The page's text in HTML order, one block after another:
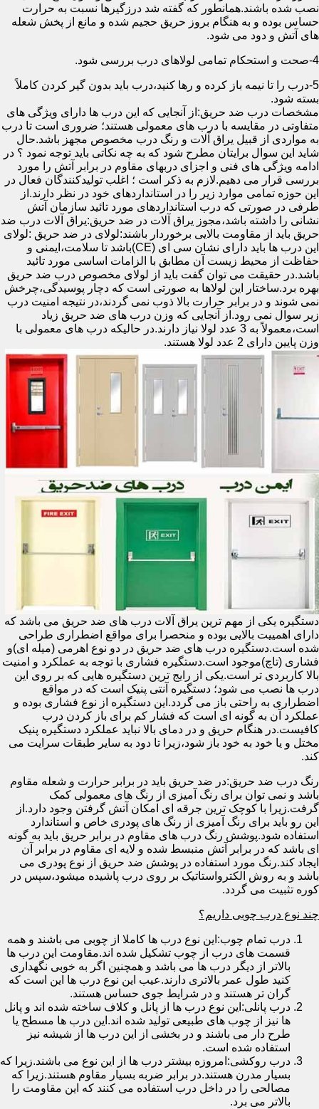
نصب شده باشند.همانطور که گفته شد درزگیرها نسبت به حرارت
حساس بوده و به هنگام بروز حریق حجیم شده و مانع از پخش شعله
های آتش و دود می شود.
4-صحت و استحکام تمامی لولاهای درب بررسی شود.
5-درب را تا نیمه باز کرده و رها کنید،درب باید بدون گیر کردن کاملاً
بسته شود.
مشخصات درب ضد حریق:از آنجایی که این درب ها دارای ویژگی های
متفاوتی در مقایسه با درب های معمولی هستند؛ ضروری است تا درب
به مواردی از قبیل یراق آلات و رنگ درب مخصوص مجهز باشد.حال
شاید این سوال برایتان مطرح شود که به چه نکاتی باید توجه نمود ؟ در
ادامه ویژگی های فنی و اجزای دربهای مقاوم در برابر آتش را مورد
بررسی قرار می دهیم.لازم به ذکر است ؛ اغلب تولیدکنندگان فعال در
این حوزه تمامی موارد زیر را در استانداردهای خود در نظر دارند.از
طرفی در صورتی که درب استانداردهای مورد تائید سازمان آتش
نشانی را داشته باشد،مجوز یراق آلات در ضد حریق:یراق آلات درب ضد
حریق باید از مقاومت بالایی برخوردار باشند:لولای در ضد حریق :لولای
این درب ها باید دارای نشان سی ای (CE)باشد تا سلامت،ایمنی و
حفاظت از محیط زیست آن مطابق با الزامات اساسی مورد تائید
باشد.در حقیقت می توان گفت باید از لولای مخصوص درب ضد حریق
بهره برد.ساختار این لولاها به صورتی است که دچار پوسیدگی،چرخش
نمی شوند و در برابر حرارت بالا ذوب نمی گردند،در نتیجه امنیت درب
زیر سوال نمی رود.از آنجایی که وزن درب های ضد حریق زیاد
است،معمولاً به 3 عدد لولا نیاز دارند.در حالیکه درب های معمولی با
وزن پایین دارای 2 عدد لولا هستند.
دستگیره یکی از مهم ترین یراق آلات درب های ضد حریق می باشد که
دارای اهمییت بالایی بوده و منحصرا برای مواقع اضطراری طراحی
شده است.دستگیره درب های ضد حریق در دو نوع اهرمی (میله ای)و
فشاری (تاچ)موجود است.دستگیره فشاری با توجه به عملکرد و امنیت
بالا کاربردی تر است.یکی از رایج ترین دستگیره هایی که بر روی این
درب ها نصب می شود؛ دستگیره آنتی پنیک است که در مواقع
اضطراری به راحتی باز می گردد.این دستگیره از نوع فشاری بوده و
عملکرد آن به گونه ای است که فشار کم برای باز کردن درب
کافیست.در هنگام حریق و در دمای بالا نباید عملکرد دستگیره پنیک
مختل و یا خود به خود باز شود،زیرا تا دود به سایر طبقات سرایت می
کند.
رنگ درب ضد حریق:در ضد حریق باید در برابر حرارت و شعله مقاوم
باشد و نمی توان برای رنگ آمیزی از رنگ های معمولی کمک
گرفت.زیرا با کوچک ترین جرقه ای امکان آتش گرفتن وجود دارد.از
این رو باید برای رنگ آمیزی از رنگ های پودری خاص و استاندارد
استفاده شود.پوشش رنگ درب های مقاوم در برابر حریق باید به گونه
ای باشد که در برابر آتش منبسط شده و لایه ای مقاوم در برابر آن
ایجاد کند.رنگ مورد استفاده در پوشش ضد حریق از نوع پودری می
باشد و به روش الکترواستاتیک بر روی درب پاشیده میشود،سپس در
کوره تثبیت می گردد.
چند نوع درب چوبی داریم؟
درب تمام چوب:این نوع درب ها کاملا از چوبی می باشند و همه
قسمت های درب از چوب تشکیل شده اند.مقاومت این درب ها
بالاتر از دیگر درب ها می باشد و همچنین اگر به خوبی نگهداری
کنید طول عمر بالاتری دارند.عیب این نوع درب ها این است که
گران تر هستند و در شرایط جوی حساس هستند.
درب پانلی:این نوع درب ها از پانل و کلاف ساخته شده اند و پانل
ها نیز از چوب های طبیعی تولید شده اند.این درب ها مسطح یا
طرح دار می باشند و در بخشی از این درب ها از شیشه نیز
استفاده شده است.
درب روکشی:امروزه بیشتر درب ها از این نوع می باشند.زیرا که
بسیار مدرن هستند.در برابر ضربه بسیار مقاوم هستند.زیرا که
مصالحی را در داخل درب استفاده می کنند که این مقاومت را
بالاتر می برد.